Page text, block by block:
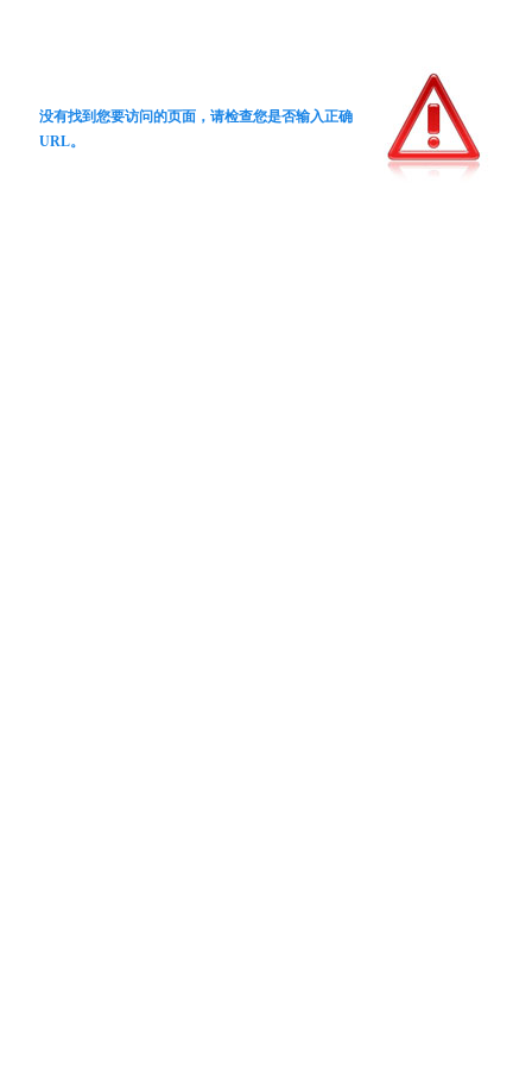
没有找到您要访问的页面，请检查您是否输入正确
URL。